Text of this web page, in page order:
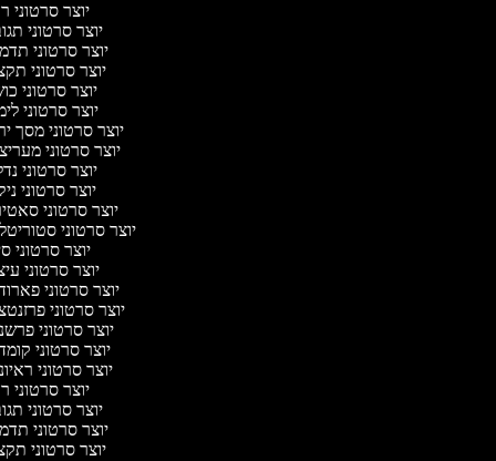
יוצר סרטוני
יוצר סרטוני
יוצר סרטוני
יוצר סרטוני
יוצר סרטוני
יוצר סרטוני
יוצר סרטוני מסך
יוצר סרטוני
יוצר סרטוני
יוצר סרטוני
יוצר סרטוני
יוצר סרטוני
יוצר סרטוני
יוצר סרטוני
יוצר סרטוני
יוצר סרטוני
יוצר סרטוני
יוצר סרטוני
יוצר סרטוני
יוצר סרטוני
יוצר סרטוני
יוצר סרטוני
יוצר סרטוני